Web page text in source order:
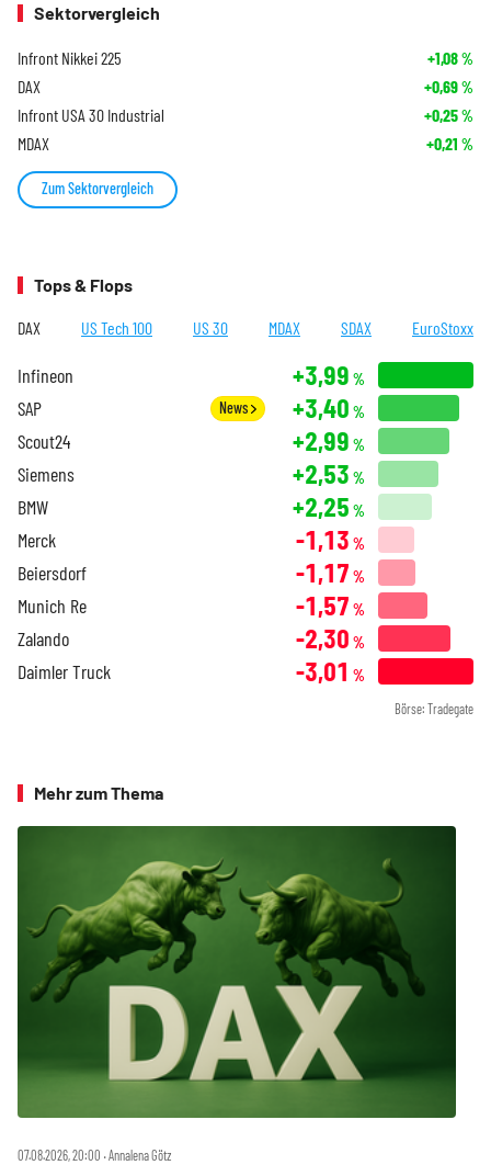
Sektorvergleich
Infront Nikkei 225 +1,08%
DAX +0,69%
Infront USA 30 Industrial +0,25%
MDAX +0,21 %
Zum Sektorvergleich
Tops & Flops
DAX US Tech 100 US 30 MDAX SDAX EuroStoxx
Infineon +3,99 %
SAP News +3,40 %
Scout24 +2,99 %
Siemens +2,53 %
BMW +2,25 %
Merck -1,13 %
Beiersdorf -1,17 %
Munich Re -1,57 %
Zalando -2,30 %
Daimler Truck -3,01 %
Börse: Tradegate
Mehr zum Thema
07.08.2026, 20:00 ‧ Annalena Götz